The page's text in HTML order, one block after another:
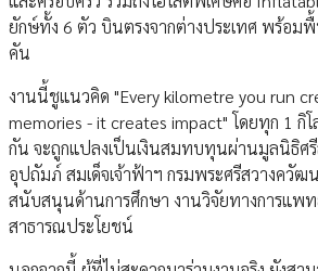
ยักษ์ทั้ง 6 ตัว บินตรงจากต่างประเทศ พร้อม
คัน
งานนี้ชูแนวคิด "Every kilometre you run
memories - it creates impact" โดยทุก 1 กิ
กัน จะถูกแปลงเป็นเงินสมทบทุนผ่านมูลนิธิศ
อุปถัมภ์ สมเด็จเจ้าฟ้าฯ กรมพระศรีสวางควัฒ
สนับสนุนด้านการศึกษา งานวิจัยทางการแพท
สาธารณประโยชน์